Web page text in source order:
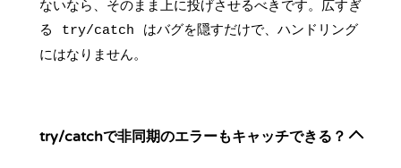
ないなら、そのまま上に投げさせるべきです。広すぎ
る
try/catch
はバグを隠すだけで、ハンドリング
にはなりません。
try/catchで非同期のエラーもキャッチできる？